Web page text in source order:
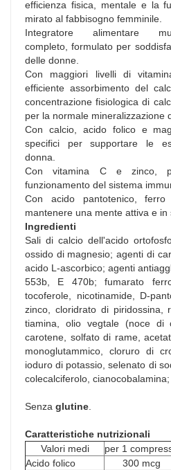
efficienza fisica, mentale e la
mirato al fabbisogno femminile.
Integratore alimentare
completo, formulato per
delle donne.
Con maggiori livelli di
efficiente assorbimento del
concentrazione fisiologica di
per la normale mineralizzazione
Con calcio, acido folico e
specifici per supportare le
donna.
Con vitamina C e zinco,
funzionamento del sistema
Con acido pantotenico,
mantenere una mente attiva e in
Ingredienti
Sali di calcio dell'acido
ossido di magnesio; agenti di
acido L-ascorbico; agenti
553b, E 470b; fumarato
tocoferole, nicotinamide, D-
zinco, cloridrato di piridossina,
tiamina, olio vegtale (noce di
carotene, solfato di rame,
monoglutammico, cloruro di
ioduro di potassio, selenato di
colecalciferolo,
Senza glutine
Caratteristiche nutrizionali
Valori medi
per 1
Acido folico
300 mcg